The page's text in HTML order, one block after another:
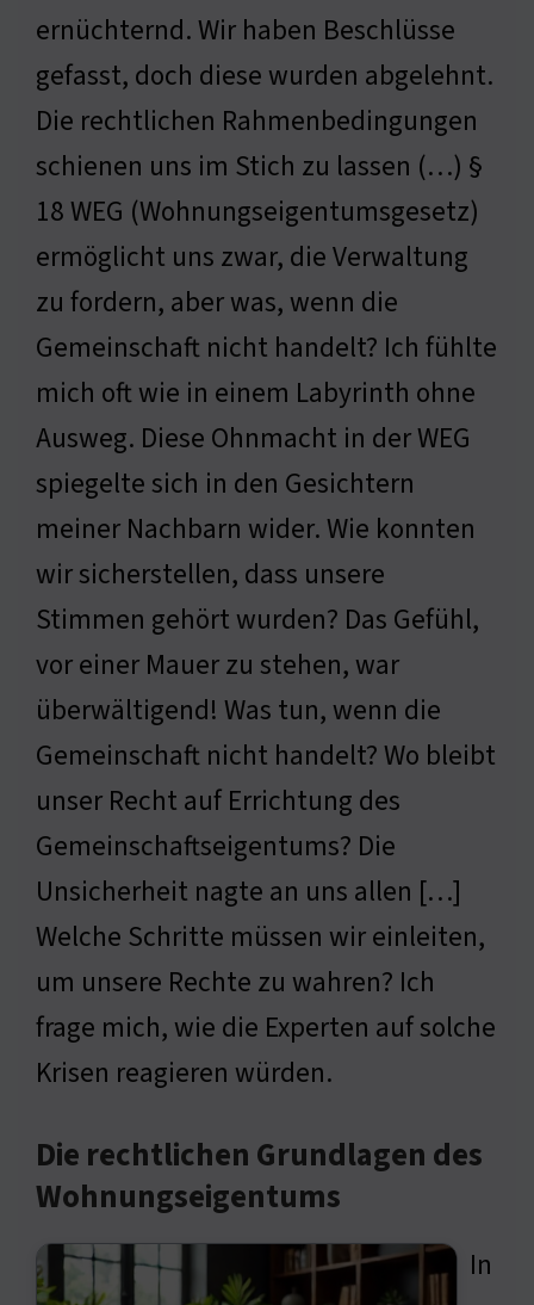
ernüchternd. Wir haben Beschlüsse
gefasst, doch diese wurden abgelehnt.
Die rechtlichen Rahmenbedingungen
schienen uns im Stich zu lassen (…) §
18 WEG (Wohnungseigentumsgesetz)
ermöglicht uns zwar, die Verwaltung
zu fordern, aber was, wenn die
Gemeinschaft nicht handelt? Ich fühlte
mich oft wie in einem Labyrinth ohne
Ausweg. Diese Ohnmacht in der WEG
spiegelte sich in den Gesichtern
meiner Nachbarn wider. Wie konnten
wir sicherstellen, dass unsere
Stimmen gehört wurden? Das Gefühl,
vor einer Mauer zu stehen, war
überwältigend! Was tun, wenn die
Gemeinschaft nicht handelt? Wo bleibt
unser Recht auf Errichtung des
Gemeinschaftseigentums? Die
Unsicherheit nagte an uns allen […]
Welche Schritte müssen wir einleiten,
um unsere Rechte zu wahren? Ich
frage mich, wie die Experten auf solche
Krisen reagieren würden.
Die rechtlichen Grundlagen des
Wohnungseigentums
In